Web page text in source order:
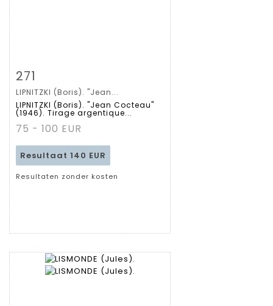
Gedetailleerde
fiche
271
LIPNITZKI (Boris). "Jean...
LIPNITZKI (Boris). "Jean Cocteau"
(1946). Tirage argentique...
75 - 100 EUR
Resultaat 140 EUR
Resultaten zonder kosten